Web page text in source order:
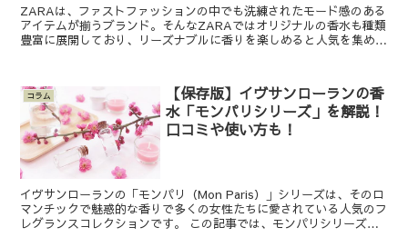
ZARAは、ファストファッションの中でも洗練されたモード感のある
アイテムが揃うブランド。そんなZARAではオリジナルの香水も種類
豊富に展開しており、リーズナブルに香りを楽しめると人気を集めて
コラム
【保存版】イヴサンローランの香
水「モンパリシリーズ」を解説！
口コミや使い方も！
イヴサンローランの「モンパリ（Mon Paris）」シリーズは、そのロ
マンチックで魅惑的な香りで多くの女性たちに愛されている人気のフ
レグランスコレクションです。 この記事では、モンパリシリーズの